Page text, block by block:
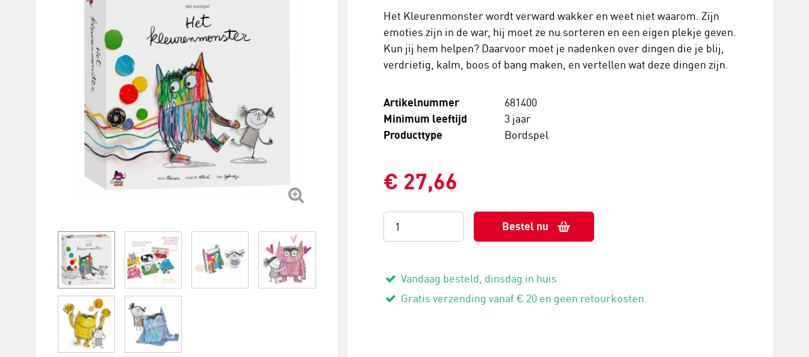
Het Kleurenmonster wordt verward wakker en weet niet waarom. Zijn
emoties zijn in de war, hij moet ze nu sorteren en een eigen plekje geven.
Kun jij hem helpen? Daarvoor moet je nadenken over dingen die je blij,
verdrietig, kalm, boos of bang maken, en vertellen wat deze dingen zijn.
Artikelnummer 681400
Minimum leeftijd 3 jaar
Producttype Bordspel
€ 27,66
Bestel nu
Vandaag besteld, dinsdag in huis
Gratis verzending vanaf € 20 en geen retourkosten.